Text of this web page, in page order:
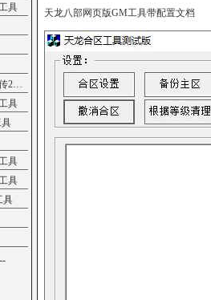
具
武林群侠传2工具
具
具
具
具
天龙八部网页版GM工具带配置文档